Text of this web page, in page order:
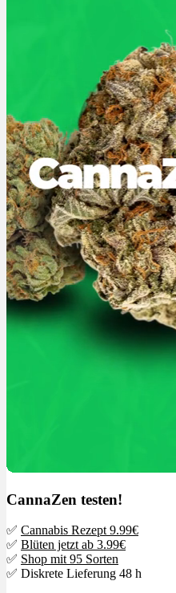
CannaZen testen!
✅ Cannabis Rezept 9.99€
✅ Blüten jetzt ab 3.99€
✅ Shop mit 95 Sorten
✅ Diskrete Lieferung 48 h